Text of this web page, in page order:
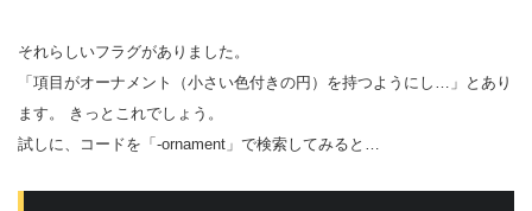
それらしいフラグがありました。
「項目がオーナメント（小さい色付きの円）を持つようにし…」とあり
ます。 きっとこれでしょう。
試しに、コードを「-ornament」で検索してみると…